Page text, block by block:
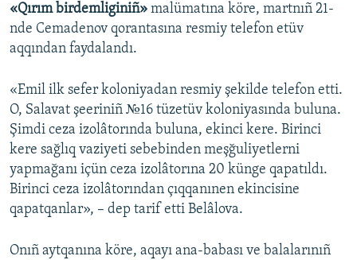
«Qırım birdemliginiñ» malümatına köre, martnıñ 21-
nde Cemadenov qorantasına resmiy telefon etüv
aqqından faydalandı.
«Emil ilk sefer koloniyadan resmiy şekilde telefon etti.
O, Salavat şeeriniñ №16 tüzetüv koloniyasında buluna.
Şimdi ceza izolâtorında buluna, ekinci kere. Birinci
kere sağlıq vaziyeti sebebinden meşğuliyetlerni
yapmağanı içün ceza izolâtorına 20 künge qapatıldı.
Birinci ceza izolâtorından çıqqanınen ekincisine
qapatqanlar», – dep tarif etti Belâlova.
Onıñ aytqanına köre, aqayı ana-babası ve balalarınıñ